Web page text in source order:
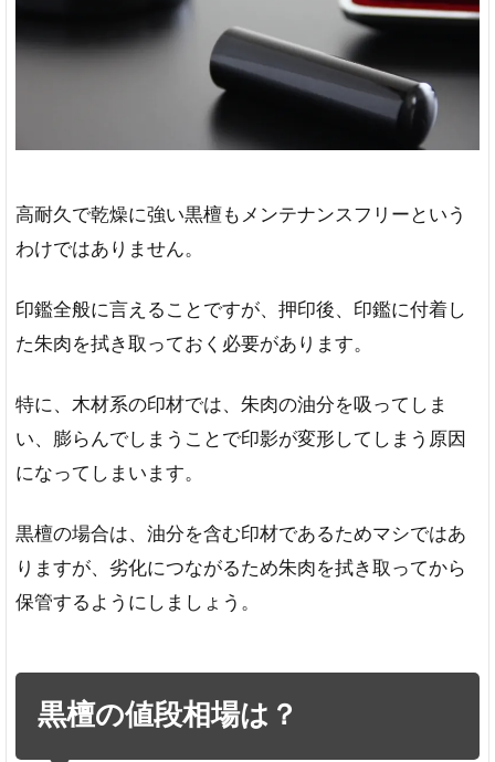
高耐久で乾燥に強い黒檀もメンテナンスフリーという
わけではありません。
印鑑全般に言えることですが、押印後、印鑑に付着し
た朱肉を拭き取っておく必要があります。
特に、木材系の印材では、朱肉の油分を吸ってしま
い、膨らんでしまうことで印影が変形してしまう原因
になってしまいます。
黒檀の場合は、油分を含む印材であるためマシではあ
りますが、劣化につながるため朱肉を拭き取ってから
保管するようにしましょう。
黒檀の値段相場は？